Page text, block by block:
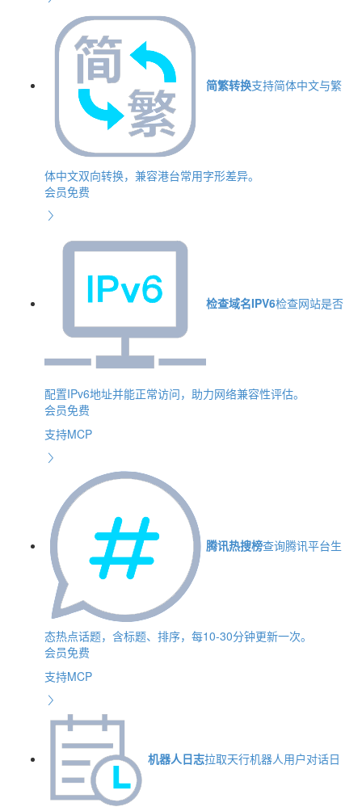
简繁转换支持简体中文与繁
体中文双向转换，兼容港台常用字形差异。
会员免费
检查域名IPV6检查网站是否
配置IPv6地址并能正常访问，助力网络兼容性评估。
会员免费
支持MCP
腾讯热搜榜查询腾讯平台生
态热点话题，含标题、排序，每10-30分钟更新一次。
会员免费
支持MCP
机器人日志拉取天行机器人用户对话日